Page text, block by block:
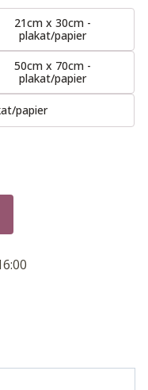
21cm x 30cm -
plakat/papier
50cm x 70cm -
plakat/papier
papier